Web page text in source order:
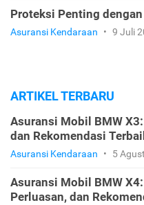
Proteksi Penting
Asuransi Kendaraan • 9 Juli
ARTIKEL TERBARU
Asuransi Mobil BMW
dan Rekomendasi
Asuransi Kendaraan • 5
Asuransi Mobil BMW
Perluasan, dan